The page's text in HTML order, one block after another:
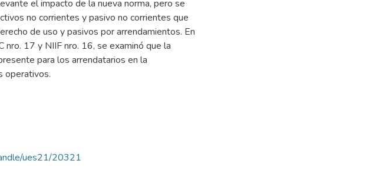
el impacto de la nueva norma, pero se
no corrientes y pasivo no corrientes que
de uso y pasivos por arrendamientos. En
nro. 17 y NIIF nro. 16, se examinó que la
para los arrendatarios en la
operativos.
ues21/20321